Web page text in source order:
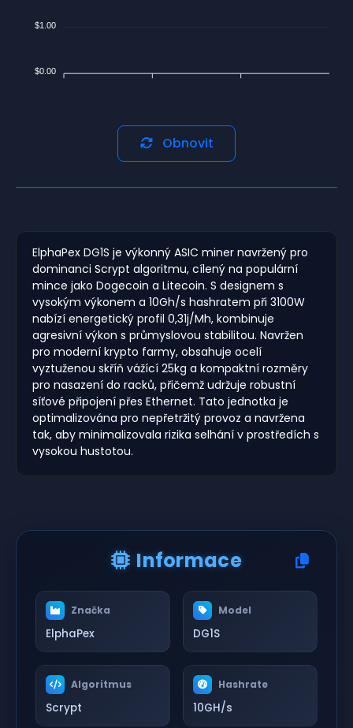
$1.00
$0.00
Obnovit
ElphaPex DG1S je výkonný ASIC miner navržený pro
dominanci Scrypt algoritmu, cílený na populární
mince jako Dogecoin a Litecoin. S designem s
vysokým výkonem a 10Gh/s hashratem při 3100W
nabízí energetický profil 0,31j/Mh, kombinuje
agresivní výkon s průmyslovou stabilitou. Navržen
pro moderní krypto farmy, obsahuje ocelí
vyztuženou skříň vážící 25kg a kompaktní rozměry
pro nasazení do racků, přičemž udržuje robustní
síťové připojení přes Ethernet. Tato jednotka je
optimalizována pro nepřetržitý provoz a navržena
tak, aby minimalizovala rizika selhání v prostředích s
vysokou hustotou.
Informace
Značka
ElphaPex
Model
DG1S
Algoritmus
Scrypt
Hashrate
10GH/s